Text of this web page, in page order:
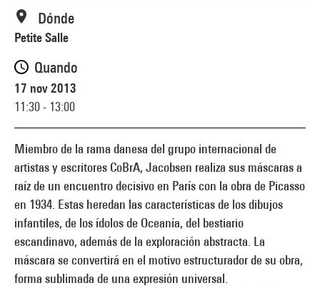
Miembro de la rama danesa del grupo internacional de
artistas y escritores CoBrA, Jacobsen realiza sus máscaras a
raíz de un encuentro decisivo en París con la obra de Picasso
en 1934. Estas heredan las características de los dibujos
infantiles, de los ídolos de Oceanía, del bestiario
escandinavo, además de la exploración abstracta. La
máscara se convertirá en el motivo estructurador de su obra,
forma sublimada de una expresión universal.
Dónde
Petite Salle
Quando
17 nov 2013
11:30 - 13:00